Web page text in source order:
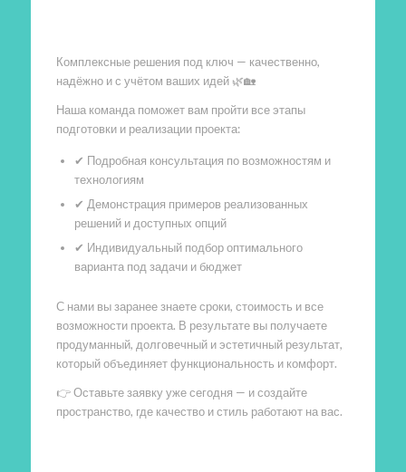
Комплексные решения под ключ — качественно,
надёжно и с учётом ваших идей 🌿🏡
Наша команда поможет вам пройти все этапы
подготовки и реализации проекта:
✔ Подробная консультация по возможностям и
технологиям
✔ Демонстрация примеров реализованных
решений и доступных опций
✔ Индивидуальный подбор оптимального
варианта под задачи и бюджет
С нами вы заранее знаете сроки, стоимость и все
возможности проекта. В результате вы получаете
продуманный, долговечный и эстетичный результат,
который объединяет функциональность и комфорт.
👉 Оставьте заявку уже сегодня — и создайте
пространство, где качество и стиль работают на вас.